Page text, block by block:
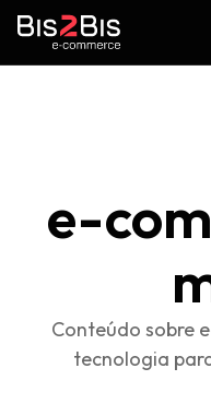
e-
Conteúdo sobre
tecnologia